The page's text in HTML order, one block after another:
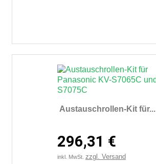
Austauschrollen-Kit für...
296,31 €
inkl. MwSt. zzgl. Versand